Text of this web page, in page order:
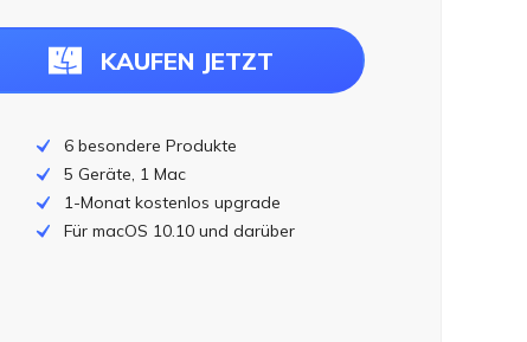
KAUFEN JETZT
6 besondere Produkte
5 Geräte, 1 Mac
1-Monat kostenlos upgrade
Für macOS 10.10 und darüber